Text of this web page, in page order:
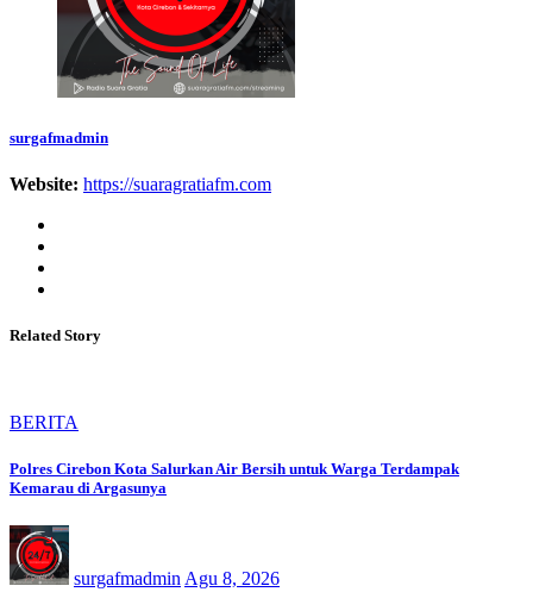
surgafmadmin
Website: https://suaragratiafm.com
Related Story
BERITA
Polres Cirebon Kota Salurkan Air Bersih untuk Warga Terdampak
Kemarau di Argasunya
surgafmadmin Agu 8, 2026